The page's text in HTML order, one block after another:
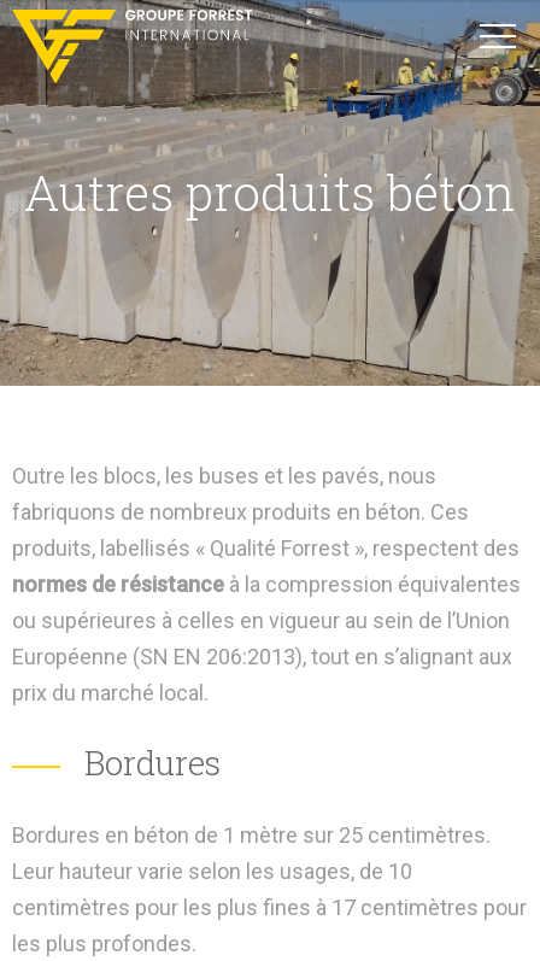
Autres produits béton
Outre les blocs, les buses et les pavés, nous
fabriquons de nombreux produits en béton. Ces
produits, labellisés « Qualité Forrest », respectent des
normes de résistance à la compression équivalentes
ou supérieures à celles en vigueur au sein de l’Union
Européenne (SN EN 206:2013), tout en s’alignant aux
prix du marché local.
Bordures
Bordures en béton de 1 mètre sur 25 centimètres.
Leur hauteur varie selon les usages, de 10
centimètres pour les plus fines à 17 centimètres pour
les plus profondes.